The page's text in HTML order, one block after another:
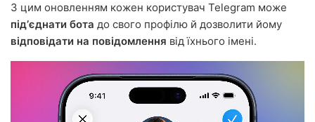
З цим оновленням кожен користувач Telegram може
підʼєднати бота до свого профілю й дозволити йому
відповідати на повідомлення від їхнього імені.